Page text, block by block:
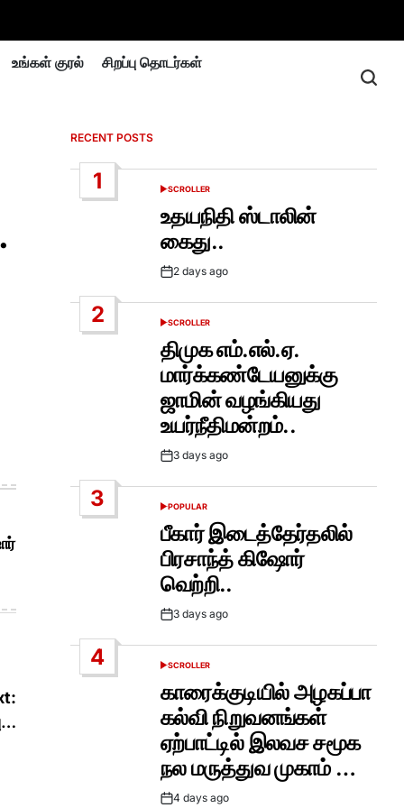
உங்கள் குரல் சிறப்பு தொடர்கள்
RECENT POSTS
1
POSTED
SCROLLER
உதயநிதி ஸ்டாலின்
கைது..
Post2 days ago
2
POSTED
SCROLLER
திமுக எம்.எல்.ஏ.
மார்க்கண்டேயனுக்கு
ஜாமின் வழங்கியது
உயர்நீதிமன்றம்..
Post3 days ago
3
POSTED
POPULAR
பீகார் இடைத்தேர்தலில்
பிரசாந்த் கிஷோர்
வெற்றி..
Post3 days ago
4
POSTED
SCROLLER
காரைக்குடியில் அழகப்பா
கல்வி நிறுவனங்கள்
ஏற்பாட்டில் இலவச சமூக
நல மருத்துவ முகாம் …
Post4 days ago